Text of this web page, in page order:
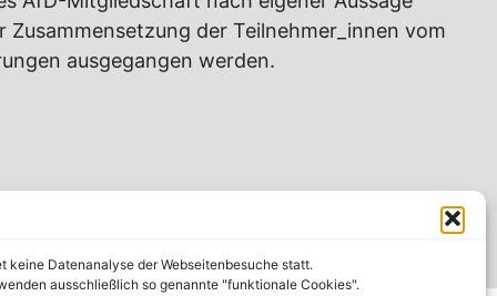
keine Datenanalyse der Webseitenbesuche statt.
ausschließlich so genannte "funktionale Cookies".
der Teilnehmer_innen vom
ausgegangen werden.